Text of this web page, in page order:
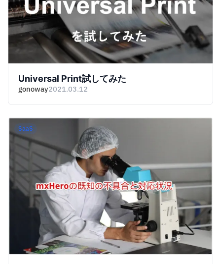
Universal Print試してみた
gonoway2021.03.12
SaaS